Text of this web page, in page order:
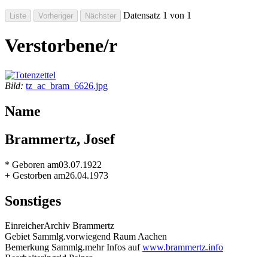
Datensatz 1 von 1
Verstorbene/r
Bild: tz_ac_bram_6626.jpg
Name
Brammertz, Josef
* Geboren am03.07.1922
+ Gestorben am26.04.1973
Sonstiges
EinreicherArchiv Brammertz
Gebiet Sammlg.vorwiegend Raum Aachen
Bemerkung Sammlg.mehr Infos aufwww.brammertz.info